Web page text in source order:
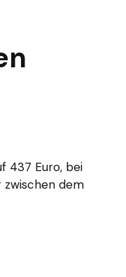
437 Euro, bei
zwischen dem